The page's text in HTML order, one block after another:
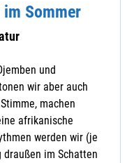
Sommer
und
wir aber auch
machen
afrikanische
werden wir (je
im Schatten